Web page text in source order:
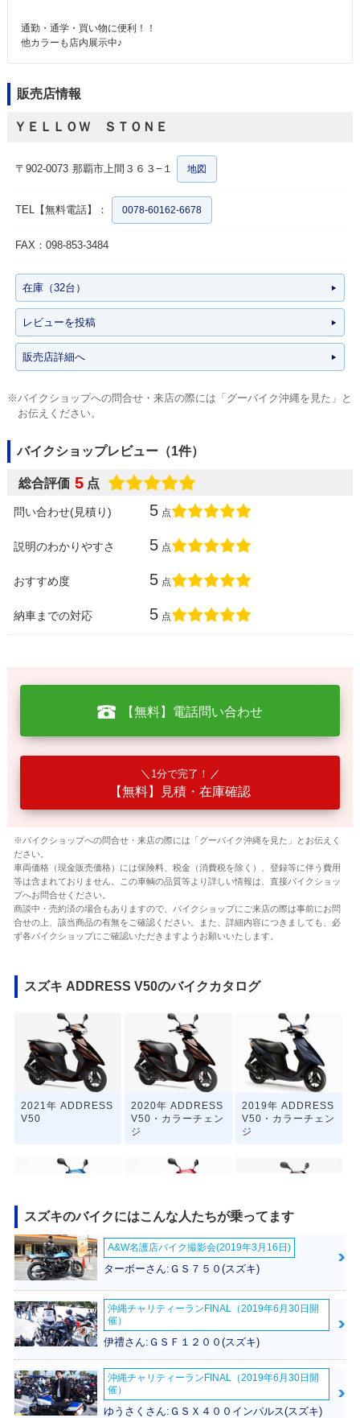
通勤・通学・買い物に便利！！
他カラーも店内展示中♪
販売店情報
ＹＥＬＬＯＷ ＳＴＯＮＥ
〒902-0073 那覇市上間３６３−１ 地図
TEL【無料電話】： 0078-60162-6678
FAX：098-853-3484
在庫（32台）
レビューを投稿
販売店詳細へ
※バイクショップへの問合せ・来店の際には「グーバイク沖縄を見た」と
お伝えください。
バイクショップレビュー（1件）
総合評価 5 点
問い合わせ(見積り) 5 点
説明のわかりやすさ 5 点
おすすめ度 5 点
納車までの対応 5 点
【無料】電話問い合わせ
1分で完了！
【無料】見積・在庫確認
※バイクショップへの問合せ・来店の際には「グーバイク沖縄を見た」とお伝えく
ださい。
車両価格（現金販売価格）には保険料、税金（消費税を除く）、登録等に伴う費用
等は含まれておりません。この車輌の品質等より詳しい情報は、直接バイクショッ
プへお問合せください。
商談中・売約済の場合もありますので、バイクショップにご来店の際は事前にお問
合せの上、該当商品の有無をご確認ください。また、詳細内容につきましても、必
ず各バイクショップにご確認いただきますようお願いいたします。
スズキ ADDRESS V50のバイクカタログ
2021年 ADDRESS
V50
2020年 ADDRESS
V50・カラーチェン
ジ
2019年 ADDRESS
V50・カラーチェン
ジ
2018年 ADDRESS
V50・マイナーチェ
ンジ
2015年 ADDRESS
V50・マイナーチェ
ンジ
2014年 ADDRESS
V50・カラーチェン
ジ
2013年 ADDRESS
V50・追加
V50・カラーチェン
V50・特別・限定仕
スズキのバイクにはこんな人たちが乗ってます
A&W名護店バイク撮影会(2019年3月16日)
ターボーさん:ＧＳ７５０(スズキ)
沖縄チャリティーランFINAL（2019年6月30日開
催）
伊禮さん:ＧＳＦ１２００(スズキ)
沖縄チャリティーランFINAL（2019年6月30日開
催）
ゆうさくさん:ＧＳＸ４００インパルス(スズキ)